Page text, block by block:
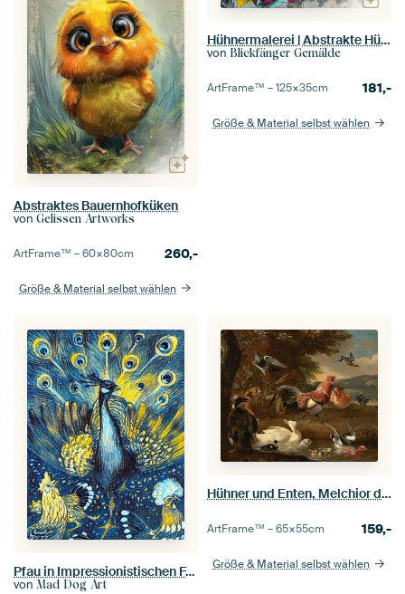
Abstraktes Bauernhofküken
von Gelissen Artworks
ArtFrame™ –60×80cm 260,-
Größe & Material selbst wählen
Hühnermalerei | Abstrakte Hühnerparade
von Blickfänger Gemälde
ArtFrame™ –125×35cm 181,-
Größe & Material selbst wählen
Pfau in Impressionistischen Farben Spezial Edition
von Mad Dog Art
Hühner und Enten, Melchior d 'Hondecoeter
ArtFrame™ –65×55cm 159,-
Größe & Material selbst wählen